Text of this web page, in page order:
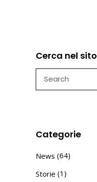
Cerca nel sito
Categorie
News (64)
Storie (1)